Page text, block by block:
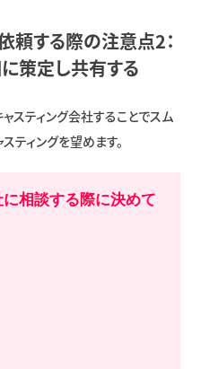
頼する際の注意点2：
策定し共有する
スティング会社することでスム
ティングを望めます。
相談する際に決めて